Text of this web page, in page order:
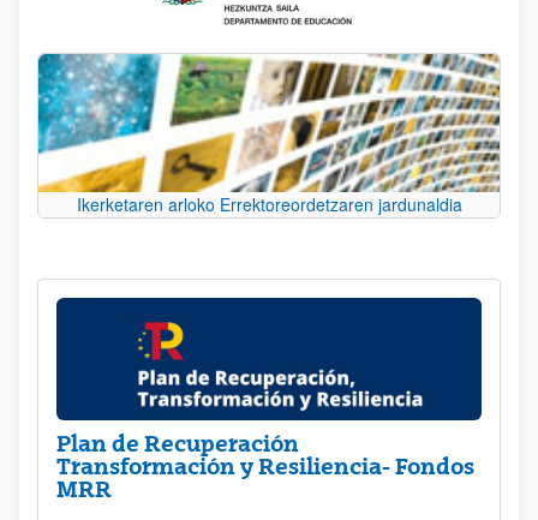
Ikerketaren arloko Errektoreordetzaren jardunaldia
Plan de Recuperación
Transformación y Resiliencia- Fondos
MRR